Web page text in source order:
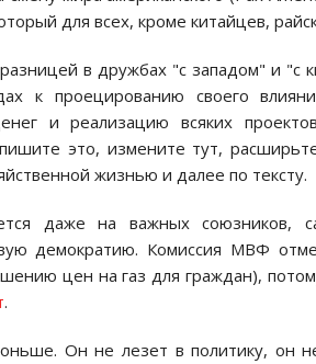
для всех, кроме китайцев,
в дружбах "с западом" и "с
к проецированию своего
и реализацию всяких
это, измените тут,
жизнью и далее по тексту.
даже на важных союзников,
демократию. Комиссия МВФ
цен на газ для граждан),
.
Он не лезет в политику, он